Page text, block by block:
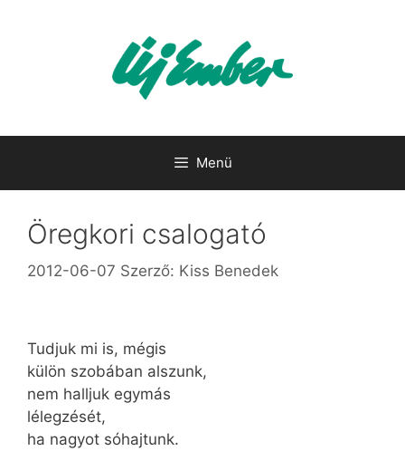
Menü
Öregkori csalogató
2012-06-07 Szerző: Kiss Benedek
Tudjuk mi is, mégis
külön szobában alszunk,
nem halljuk egymás
lélegzését,
ha nagyot sóhajtunk.